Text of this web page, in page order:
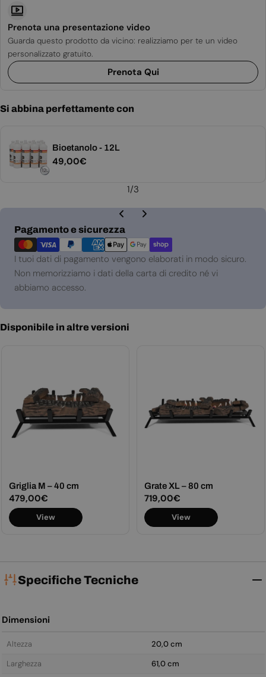
Prenota una presentazione video
Guarda questo prodotto da vicino: realizziamo per te un video
personalizzato gratuito.
Prenota Qui
Si abbina perfettamente con
Bioetanolo - 12L
Prezzo
49,00€
1/3
Pagamento e sicurezza
Metodi
di
pagamento
I tuoi dati di pagamento vengono elaborati in modo sicuro.
Non memorizziamo i dati della carta di credito né vi
abbiamo accesso.
Disponibile in altre versioni
Griglia M – 40 cm
Prezzo
normale
479,00€
View
Grate XL – 80 cm
Prezzo
normale
719,00€
View
Specifiche Tecniche
Dimensioni
Altezza
20,0 cm
Larghezza
61,0 cm